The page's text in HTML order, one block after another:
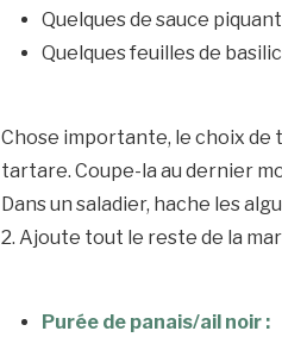
Quelques de sauce
Quelques feuilles de basilic
Chose importante, le choix de
tartare. Coupe-la au dernier
Dans un saladier, hache les
2. Ajoute tout le reste de la
Purée de panais/ail noir :